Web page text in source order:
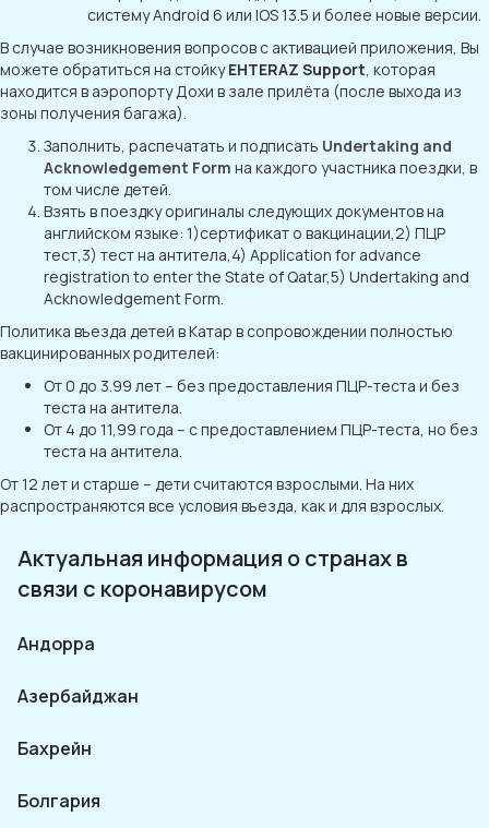
систему Android 6 или IOS 13.5 и более новые версии.
В случае возникновения вопросов с активацией приложения, Вы
можете обратиться на стойкуEHTERAZ Support, которая
находится в аэропорту Дохи в зале прилёта (после выхода из
зоны получения багажа).
Заполнить, распечатать и подписать Undertaking and
Acknowledgement Form на каждого участника поездки, в
том числе детей.
Взять в поездку оригиналы следующих документов на
английском языке: 1)сертификат о вакцинации,2) ПЦР
тест,3) тест на антитела,4) Application for advance
registration to enter the State of Qatar,5) Undertaking and
Acknowledgement Form.
Политика въезда детей в Катар в сопровождении полностью
вакцинированных родителей:
От 0 до 3.99 лет – без предоставления ПЦР-теста и без
теста на антитела.
От 4 до 11,99 года – с предоставлением ПЦР-теста, но без
теста на антитела.
От 12 лет и старше – дети считаются взрослыми. На них
распространяются все условия въезда, как и для взрослых.
Актуальная информация о странах в
связи с коронавирусом
Андорра
Азербайджан
Бахрейн
Болгария